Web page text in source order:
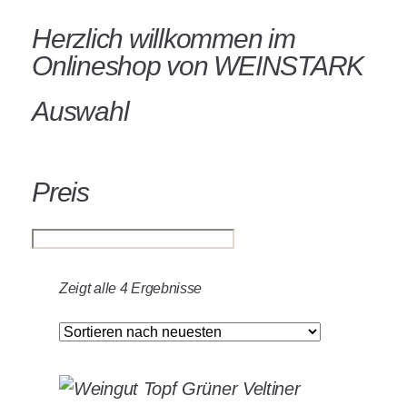
Herzlich willkommen im
Onlineshop von WEINSTARK
Auswahl
Preis
Zeigt alle 4 Ergebnisse